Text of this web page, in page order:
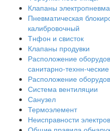
Клапаны
Пневматическая
калибровочный
Тнфон и свисток
Клапаны продувки
Расположение
санитарно-технн-
Расположение
Система вентиляции
Санузел
Термоэлемент
Неисправности